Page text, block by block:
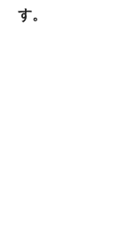
す。